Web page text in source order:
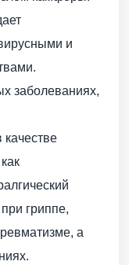
и
заболеваниях,
качестве
гриппе,
а